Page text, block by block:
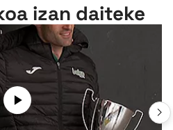
izan daiteke